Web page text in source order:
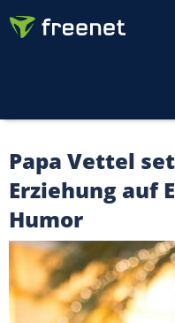
Papa Vettel
Erziehung auf
Humor